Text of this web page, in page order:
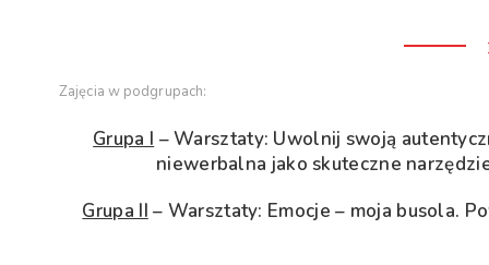
Zajęcia w podgrupach:
Grupa I – Warsztaty: Uwolnij swoją
niewerbalna jako skuteczne
Grupa II – Warsztaty: Emocje – moja busola.